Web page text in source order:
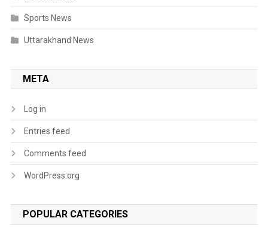
Sports News
Uttarakhand News
META
Log in
Entries feed
Comments feed
WordPress.org
POPULAR CATEGORIES